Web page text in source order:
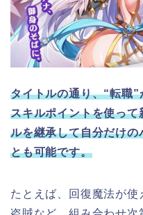
タイトルの通り、“転職
スキルポイントを使っ
ルを継承して自分だけ
とも可能です。
たとえば、回復魔法が